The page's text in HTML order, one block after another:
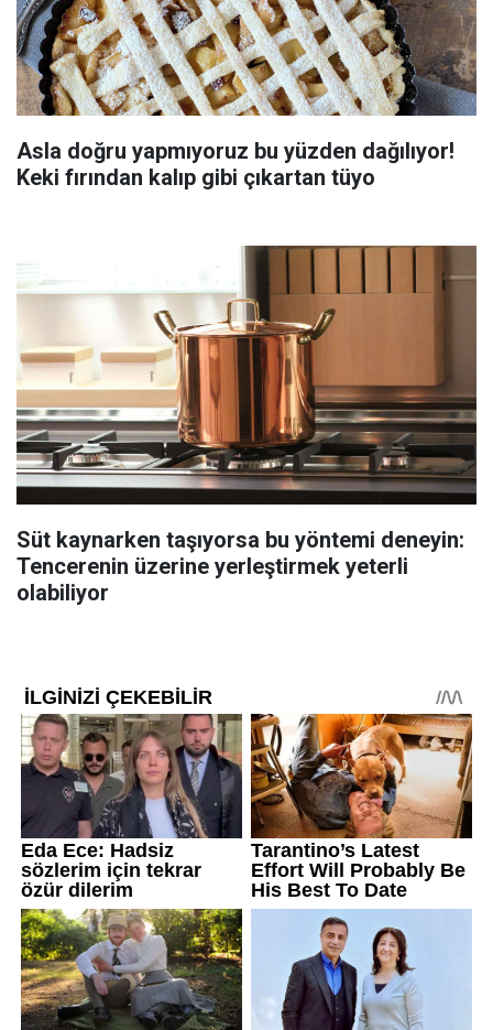
Asla doğru yapmıyoruz bu yüzden dağılıyor!
Keki fırından kalıp gibi çıkartan tüyo
Süt kaynarken taşıyorsa bu yöntemi deneyin:
Tencerenin üzerine yerleştirmek yeterli
olabiliyor